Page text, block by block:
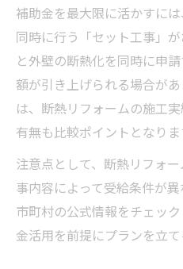
補助金を最大限に活かすに
同時に行う「セット工事」
と外壁の断熱化を同時に申
額が引き上げられる場合が
は、断熱リフォームの施工
有無も比較ポイントとなりま
注意点として、断熱リフォ
事内容によって受給条件が
市町村の公式情報をチェッ
金活用を前提にプランを立て